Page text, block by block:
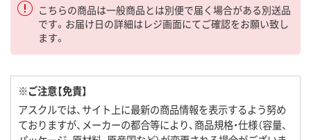
こちらの商品は一般商品とは別便で届く場合がある別送品
です。お届け日の詳細はレジ画面にてご確認をお願い致し
ます。
※ご注意【免責】
アスクルでは、サイト上に最新の商品情報を表示するよう努め
ておりますが、メーカーの都合等により、商品規格・仕様（容量、